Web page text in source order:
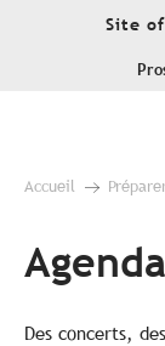
Site
Accueil
Agenda
Des concerts,